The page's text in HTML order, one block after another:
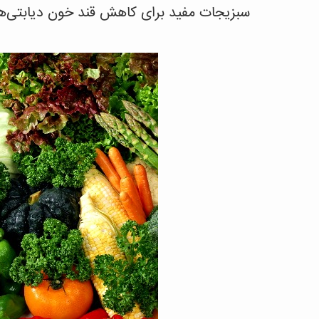
سبزیجات مفید برای کاهش قند خون